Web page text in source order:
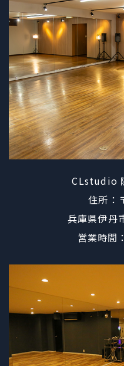
CLstudio
住所：
兵庫県伊丹
営業時間